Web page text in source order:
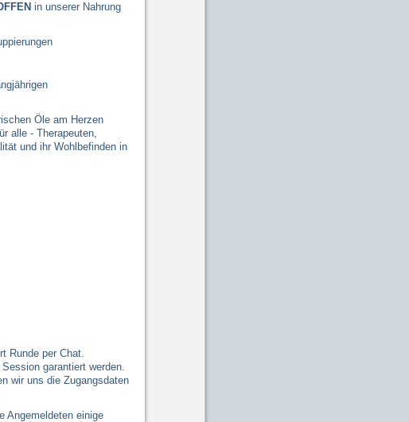
in unserer Nahrung
Öle am Herzen
alle - Therapeuten,
und ihr Wohlbefinden in
Runde per Chat.
garantiert werden.
wir uns die Zugangsdaten
Angemeldeten einige